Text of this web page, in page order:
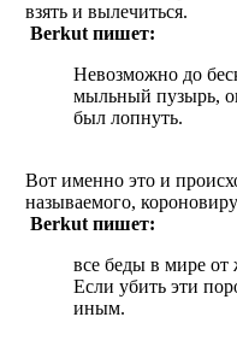
взять и вылечиться.
Berkut пишет:
Невозможно до
мыльный пузырь,
был лопнуть.
Вот именно это и
называемого,
Berkut пишет:
все беды в мире
Если убить эти
иным.